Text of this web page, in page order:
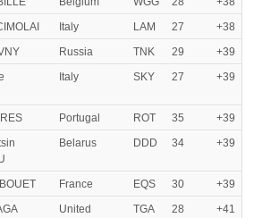
Italy LAM 27
+38
Russia TNK 29
+39
Italy SKY 27 +39
Portugal ROT 35
+39
Belarus DDD 34 +39
France EQS 30
+39
United
TGA 28 +41